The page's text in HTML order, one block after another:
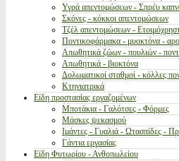
Υγρά απεντομώσεων - Σπρέυ
Σκόνες - κόκκοι απεντομώσεων
Τζέλ απεντομώσεων -
Ποντικοφάρμακα - μυοκτόνα -
Απωθητικά ζώων - πουλιών -
Απωθητικά - βιοκτόνα
Δολωματικοί σταθμοί - κόλλες
Κτηνιατρικά
Είδη προστασίας εργαζομένων
Μποτάκια - Γαλότσες - Φόρμες
Μάσκες ψεκασμού
Ιμάντες - Γυαλιά - Ωτασπίδες -
Γάντια εργασίας
Είδη Φυτωρίου - Ανθοπωλείου